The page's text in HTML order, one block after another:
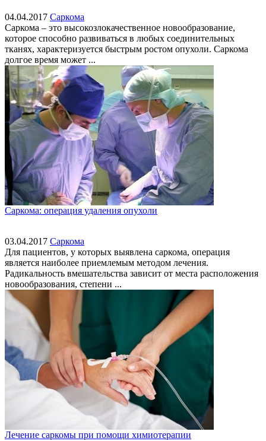
04.04.2017 Саркома
Саркома – это высокозлокачественное новообразование,
которое способно развиваться в любых соединительных
тканях, характеризуется быстрым ростом опухоли. Саркома
долгое время может ...
Саркома: операция удаления опухоли
03.04.2017 Саркома
Для пациентов, у которых выявлена саркома, операция
является наиболее приемлемым методом лечения.
Радикальность вмешательства зависит от места расположения
новообразования, степени ...
Лечение саркомы при помощи химиотерапии